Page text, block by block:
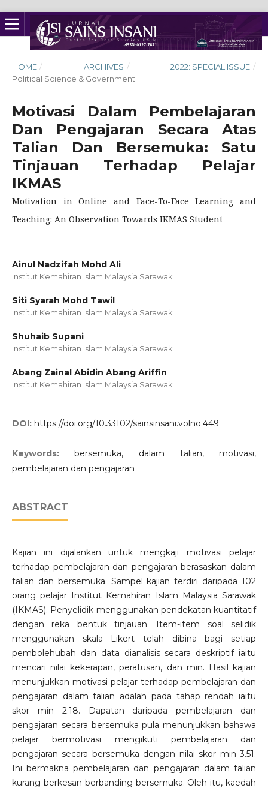
HOME / ARCHIVES / 2022: SPECIAL ISSUE /
Political Science & Government
Motivasi Dalam Pembelajaran
Dan Pengajaran Secara Atas
Talian Dan Bersemuka: Satu
Tinjauan Terhadap Pelajar
IKMAS
Motivation in Online and Face-To-Face Learning and
Teaching: An Observation Towards IKMAS Student
Ainul Nadzifah Mohd Ali
Institut Kemahiran Islam Malaysia Sarawak
Siti Syarah Mohd Tawil
Institut Kemahiran Islam Malaysia Sarawak
Shuhaib Supani
Institut Kemahiran Islam Malaysia Sarawak
Abang Zainal Abidin Abang Ariffin
Institut Kemahiran Islam Malaysia Sarawak
DOI: https://doi.org/10.33102/sainsinsani.volno.449
Keywords:bersemuka, dalam talian, motivasi,
pembelajaran dan pengajaran
ABSTRACT
Kajian ini dijalankan untuk mengkaji motivasi pelajar
terhadap pembelajaran dan pengajaran berasaskan dalam
talian dan bersemuka. Sampel kajian terdiri daripada 102
orang pelajar Institut Kemahiran Islam Malaysia Sarawak
(IKMAS). Penyelidik menggunakan pendekatan kuantitatif
dengan reka bentuk tinjauan. Item-item soal selidik
menggunakan skala Likert telah dibina bagi setiap
pembolehubah dan data dianalisis secara deskriptif iaitu
mencari nilai kekerapan, peratusan, dan min. Hasil kajian
menunjukkan motivasi pelajar terhadap pembelajaran dan
pengajaran dalam talian adalah pada tahap rendah iaitu
skor min 2.18. Dapatan daripada pembelajaran dan
pengajaran secara bersemuka pula menunjukkan bahawa
pelajar bermotivasi mengikuti pembelajaran dan
pengajaran secara bersemuka dengan nilai skor min 3.51.
Ini bermakna pembelajaran dan pengajaran dalam talian
kurang berkesan berbanding bersemuka. Oleh itu, kaedah